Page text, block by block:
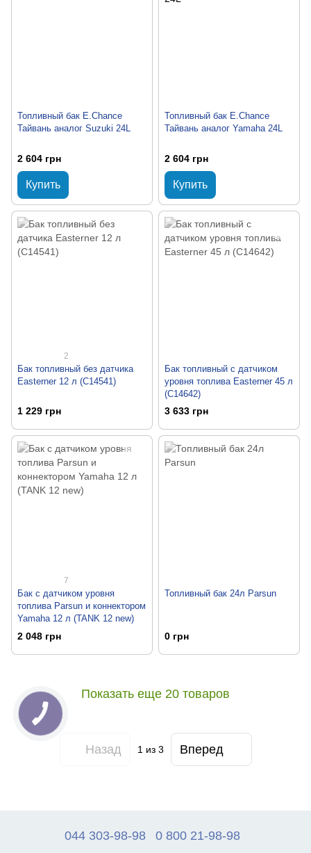
Топливный бак E.Chance
Тайвань аналог Suzuki 24L
2 604 грн
Купить
Топливный бак E.Chance
Тайвань аналог Yamaha 24L
2 604 грн
Купить
2
Бак топливный без датчика
Easterner 12 л (C14541)
1 229 грн
Бак топливный с датчиком
уровня топлива Easterner 45 л
(C14642)
3 633 грн
7
Бак с датчиком уровня
топлива Parsun и коннектором
Yamaha 12 л (TANK 12 new)
2 048 грн
Топливный бак 24л Parsun
0 грн
Показать еще 20 товаров
Назад 1 из 3 Вперед
044 303-98-98 0 800 21-98-98